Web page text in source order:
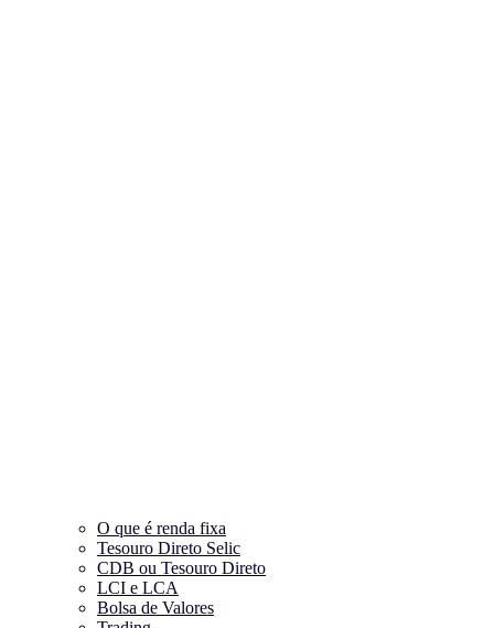
O que é renda fixa
Tesouro Direto Selic
CDB ou Tesouro Direto
LCI e LCA
Bolsa de Valores